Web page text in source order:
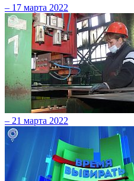
– 17 марта 2022
– 21 марта 2022